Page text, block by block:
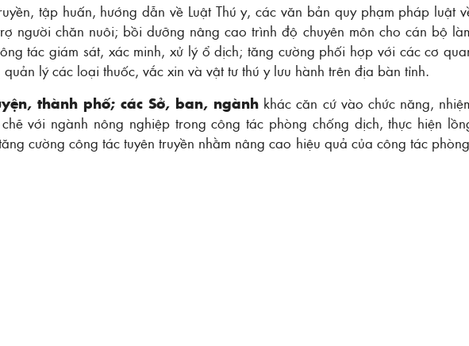
tập huấn, hướng dẫn về Luật Thú y, các văn bản quy phạm pháp luật
người chăn nuôi; bồi dưỡng nâng cao trình độ chuyên môn cho cán bộ
tác giám sát, xác minh, xử lý ổ dịch; tăng cường phối hợp với các cơ
lý các loại thuốc, vắc xin và vật tư thú y lưu hành trên địa bàn tỉnh.
thành phố; các Sở, ban, ngành khác căn cứ vào chức năng,
với ngành nông nghiệp trong công tác phòng chống dịch, thực hiện
cường công tác tuyên truyền nhằm nâng cao hiệu quả của công tác